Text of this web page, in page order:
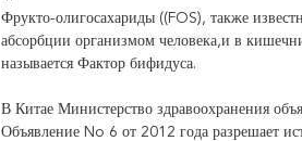
Фрукто-олигосахариды ((FOS), также
абсорбции организмом человека,и в
называется Фактор бифидуса.
В Китае Министерство здравоохранения
Объявление No 6 от 2012 года разрешает